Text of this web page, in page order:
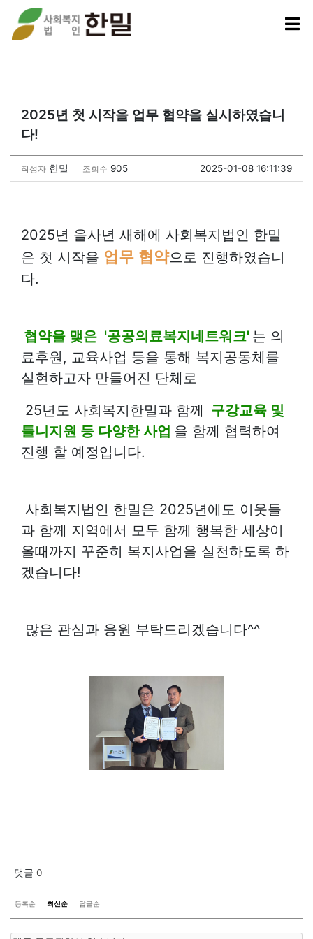
2025년 첫 시작을 업무 협약을 실시하였습니
다!
작성자 한밀 조회수 905 2025-01-08 16:11:39
2025년 을사년 새해에 사회복지법인 한밀
은 첫 시작을 업무 협약으로 진행하였습니
다.
협약을 맺은 '공공의료복지네트워크' 는 의
료후원, 교육사업 등을 통해 복지공동체를
실현하고자 만들어진 단체로
25년도 사회복지한밀과 함께 구강교육 및
틀니지원 등 다양한 사업 을 함께 협력하여
진행 할 예정입니다.
사회복지법인 한밀은 2025년에도 이웃들
과 함께 지역에서 모두 함께 행복한 세상이
올때까지 꾸준히 복지사업을 실천하도록 하
겠습니다!
많은 관심과 응원 부탁드리겠습니다^^
댓글 0
등록순 최신순 답글순